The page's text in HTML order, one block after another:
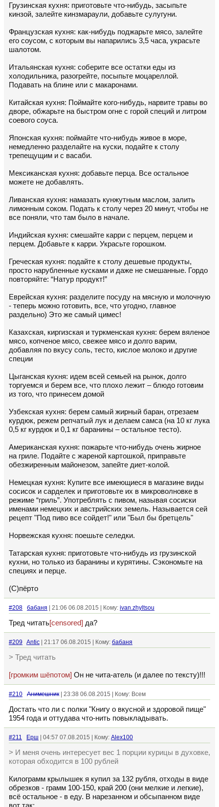
Грузинская кухня: приготовьте что-нибудь, засыпьте
кинзой, залейте кинзмараули, добавьте сулугуни.
Французская кухня: как-нибудь поджарьте мясо, залейте
его соусом, с которым вы напарились 3,5 часа, украсьте
шалотом.
Итальянская кухня: соберите все остатки еды из
холодильника, разогрейте, посыпьте моцареллой.
Подавать на блине или с макаронами.
Китайская кухня: Поймайте кого-нибудь, нарвите травы во
дворе, обжарьте на быстром огне с горой специй и литром
соевого соуса.
Японская кухня: поймайте что-нибудь живое в море,
немедленно разделайте на куски, подайте к столу
трепещущим и с васаби.
Мексиканская кухня: добавьте перца. Все остальное
можете не добавлять.
Ливанская кухня: намазать кунжутным маслом, залить
лимонным соком. Подать к столу через 20 минут, чтобы не
все поняли, что там было в начале.
Индийская кухня: смешайте карри с перцем, перцем и
перцем. Добавьте к карри. Украсьте горошком.
Греческая кухня: подайте к столу дешевые продукты,
просто нарубленные кусками и даже не смешанные. Гордо
повторяйте: “Натур продукт!”
Еврейская кухня: разделите посуду на мясную и молочную
- теперь можно готовить, все, что угодно, главное
раздельно) Это же самый цимес!
Казахская, киргизская и туркменская кухня: берем вяленое
мясо, копченое мясо, свежее мясо и долго варим,
добавляя по вкусу соль, тесто, кислое молоко и другие
специи
Цыганская кухня: идем всей семьей на рынок, долго
торгуемся и берем все, что плохо лежит – блюдо готовим
из того, что принесем домой
Узбекская кухня: берем самый жирный баран, отрезаем
курдюк, режем репчатый лук и делаем самса (на 10 кг лука
0,5 кг курдюк и 0,1 кг баранины – остальное тесто).
Американская кухня: пожарьте что-нибудь очень жирное
на гриле. Подайте с жареной картошкой, приправьте
обезжиренным майонезом, запейте диет-колой.
Немецкая кухня: Купите все имеющиеся в магазине виды
сосисок и сарделек и приготовьте их в микроволновке в
режиме “гриль”. Употреблять с пивом, называя сосиски
именами немецких и австрийских земель. Называется сей
рецепт "Под пиво все сойдет!" или "Был бы бретцель"
Норвежская кухня: поешьте селедки.
Татарская кухня: приготовьте что-нибудь из грузинской
кухни, но только из баранины и курятины. Сэкономьте на
специях и перце.
(С)пёрто
#208 бабаня | 21:06 06.08.2015 | Кому: ivan.zhyltsou
Тред читать[censored] да?
#209 Antic | 21:17 06.08.2015 | Кому: бабаня
> Тред читать
[громким шёпотом] Он не чита-атель (и далее по тексту)!!!
#210 Анимешник | 23:38 06.08.2015 | Кому: Всем
Достать что ли с полки "Книгу о вкусной и здоровой пище"
1954 года и оттудава что-нить повыкладывать.
#211 Ерш | 04:57 07.08.2015 | Кому: Alex100
> И меня очень интересует вес 1 порции курицы в духовке,
которая обходится в 100 рублей
Килограмм крылышек я купил за 132 рубля, отходы в виде
обрезков - грамм 100-150, край 200 (они мелкие и легкие),
всё остальное - в еду. В нарезанном и обсыпанном виде